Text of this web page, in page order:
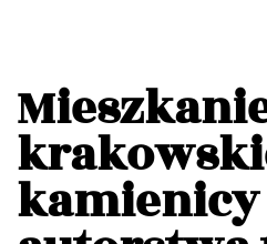
kamienicy